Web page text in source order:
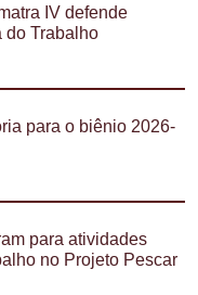
IV defende
do Trabalho
para o biênio 2026-
para atividades
no Projeto Pescar